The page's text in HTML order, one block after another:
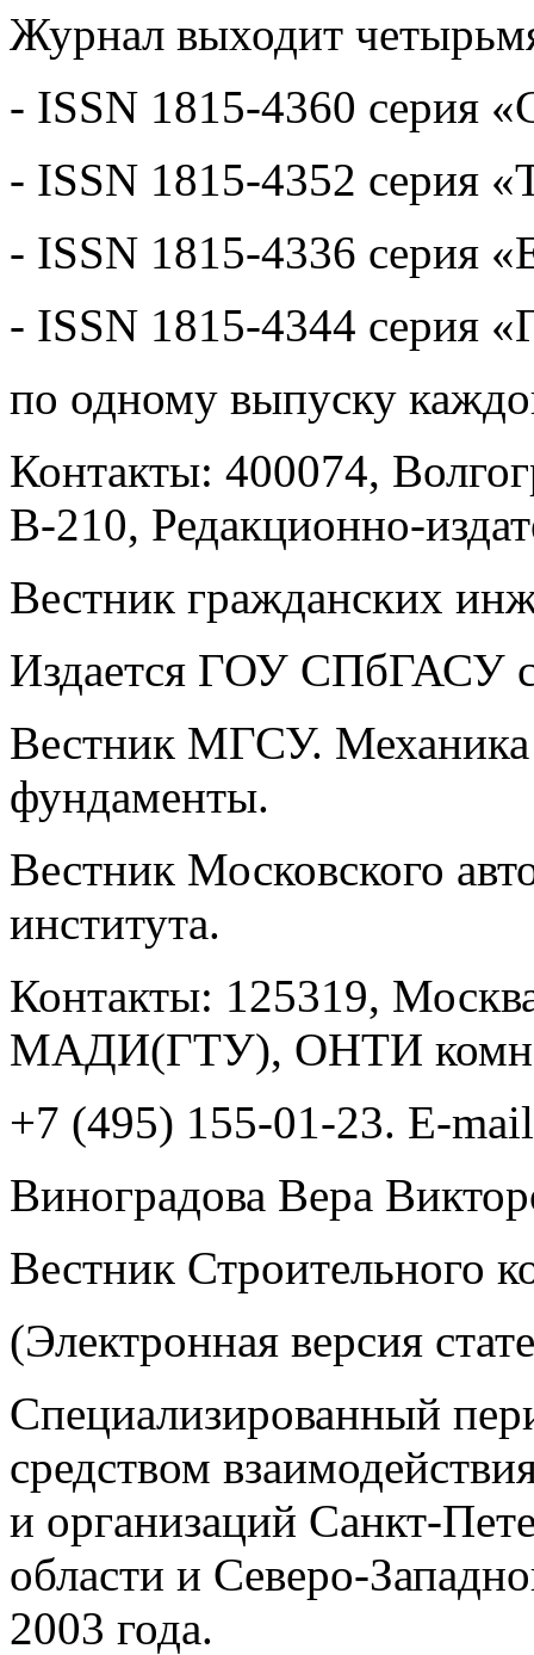
Журнал выходит
- ISSN 1815-4360 серия
- ISSN 1815-4352 серия
- ISSN 1815-4336 серия
- ISSN 1815-4344 серия
по одному выпуску
Контакты: 400074,
В-210, Редакционно-
Вестник гражданских
Издается ГОУ СПбГАСУ
Вестник МГСУ. Механика
фундаменты.
Вестник Московского
института.
Контакты: 125319,
МАДИ(ГТУ), ОНТИ
+7 (495) 155-01-23. Е-
Виноградова Вера
Вестник Строительного
(Электронная версия
Специализированный
средством
и организаций Санкт-
области и Северо-
2003 года.